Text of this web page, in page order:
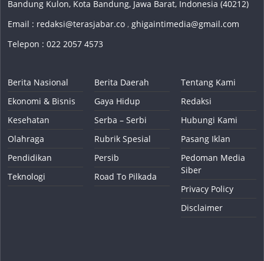
Bandung Kulon, Kota Bandung, Jawa Barat, Indonesia (40212)
Email : redaksi@terasjabar.co ,ghigaintimedia@gmail.com
Telepon : 022 2057 4573
Berita Nasional
Ekonomi & Bisnis
Kesehatan
Olahraga
Pendidikan
Teknologi
Berita Daerah
Gaya Hidup
Serba – Serbi
Rubrik Spesial
Persib
Road To Pilkada
Tentang Kami
Redaksi
Hubungi Kami
Pasang Iklan
Pedoman Media
Siber
Privacy Policy
Disclaimer